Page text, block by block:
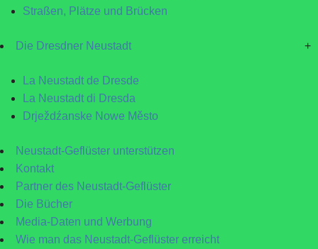
Straßen, Plätze und Brücken
Die Dresdner Neustadt +
La Neustadt de Dresde
La Neustadt di Dresda
Drježdźanske Nowe Město
Neustadt-Geflüster unterstützen
Kontakt
Partner des Neustadt-Geflüster
Die Bücher
Media-Daten und Werbung
Wie man das Neustadt-Geflüster erreicht